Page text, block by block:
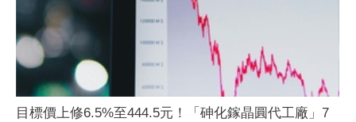
目標價上修6.5%至444.5元！「砷化鎵晶圓代工廠」7